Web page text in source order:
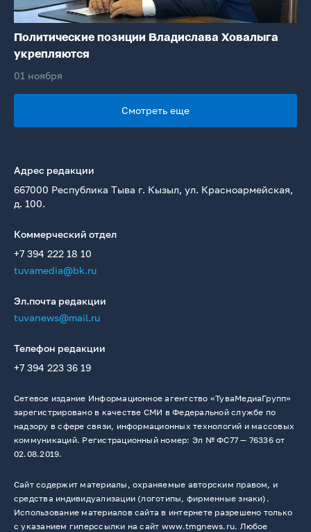
Политические позиции Владислава Ховалыга
укрепляются
01 ноября
Смотреть еще
Адрес редакции
667000 Республика Тыва г. Кызыл, ул. Красноармейская,
д. 100.
Коммерческий отдел
+7 394 222 18 10
tuvamedia@bk.ru
Эл.почта редакции
tuvanews@mail.ru
Телефон редакции
+7 394 223 36 19
Сетевое издание Информационное агентство «ТуваМедиаГрупп»
зарегистрировано в качестве СМИ в Федеральной службе по
надзору в сфере связи, информационных технологий и массовых
коммуникаций. Регистрационный номер: Эл № ФС77 — 76336 от
02.08.2019.
Сайт содержит материалы, охраняемые авторским правом, и
средства индивидуализации (логотипы, фирменные знаки).
Использование материалов сайта в интернете разрешено только
с указанием гиперссылки на сайт www.tmgnews.ru. Любое